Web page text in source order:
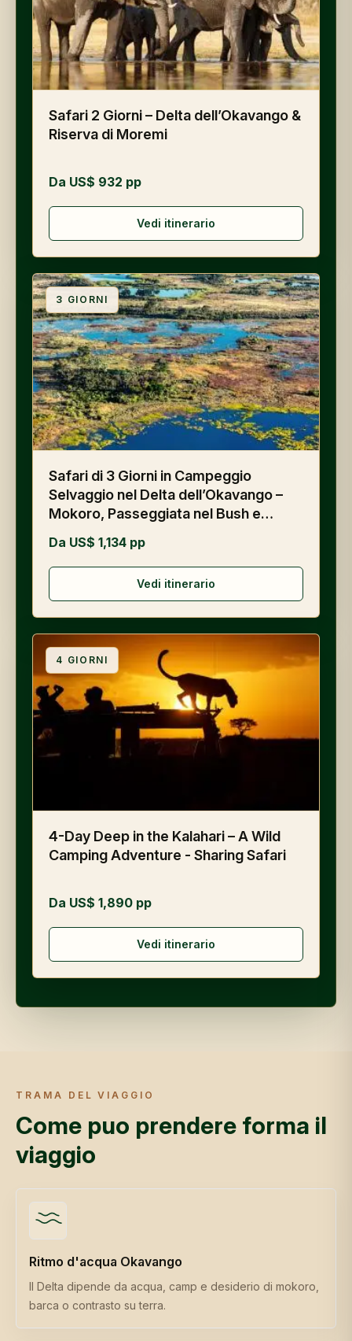
Safari 2 Giorni – Delta dell’Okavango &
Riserva di Moremi
Da US$ 932 pp
Vedi itinerario
3 GIORNI
Safari di 3 Giorni in Campeggio
Selvaggio nel Delta dell’Okavango –
Mokoro, Passeggiata nel Bush e
Game Drive – Campeggio Economico,
Pensione Completa, Safari di
Gruppo**
Da US$ 1,134 pp
Vedi itinerario
4 GIORNI
4-Day Deep in the Kalahari – A Wild
Camping Adventure - Sharing Safari
Da US$ 1,890 pp
Vedi itinerario
TRAMA DEL VIAGGIO
Come puo prendere forma il
viaggio
Ritmo d'acqua Okavango
Il Delta dipende da acqua, camp e desiderio di mokoro,
barca o contrasto su terra.